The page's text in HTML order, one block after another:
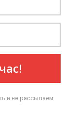
и не рассылаем